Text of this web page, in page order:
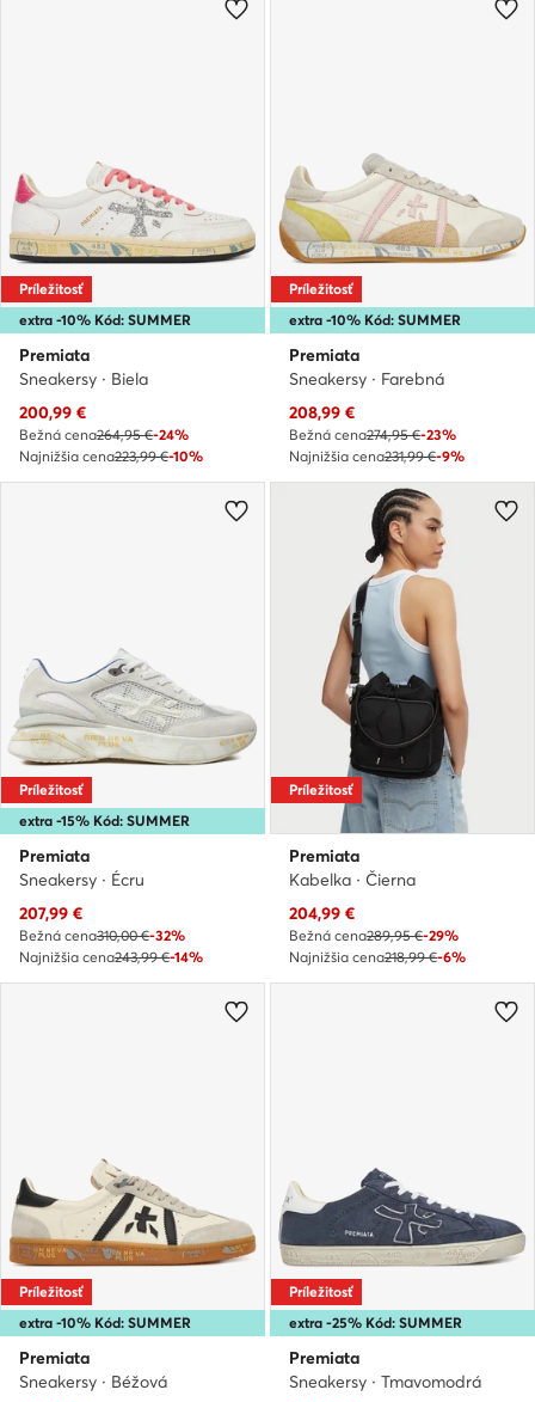
extra -10% Kód: SUMMER
Príležitosť
Premiata
Sneakersy · Biela
Aktuálna cena
200,99 €
Bežná cena264,95 €-24%
Najnižšia cena223,99 €-10%
extra -10% Kód: SUMMER
Príležitosť
Premiata
Sneakersy · Farebná
Aktuálna cena
208,99 €
Bežná cena274,95 €-23%
Najnižšia cena231,99 €-9%
extra -15% Kód: SUMMER
Príležitosť
Premiata
Sneakersy · Écru
Aktuálna cena
207,99 €
Bežná cena310,00 €-32%
Najnižšia cena243,99 €-14%
Príležitosť
Premiata
Kabelka · Čierna
Aktuálna cena
204,99 €
Bežná cena289,95 €-29%
Najnižšia cena218,99 €-6%
extra -10% Kód: SUMMER
Príležitosť
Premiata
Sneakersy · Béžová
extra -25% Kód: SUMMER
Príležitosť
Premiata
Sneakersy · Tmavomodrá